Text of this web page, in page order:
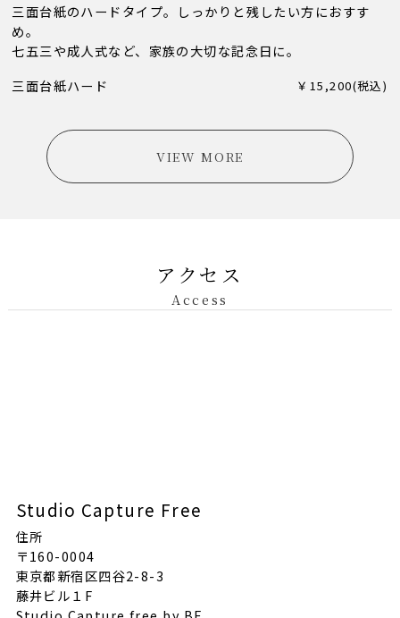
三面台紙のハードタイプ。しっかりと残したい方におすす
め。
七五三や成人式など、家族の大切な記念日に。
三面台紙ハード ￥15,200(税込)
VIEW MORE
アクセス
Access
Studio Capture Free
住所
〒160-0004
東京都新宿区四谷2-8-3
藤井ビル１F